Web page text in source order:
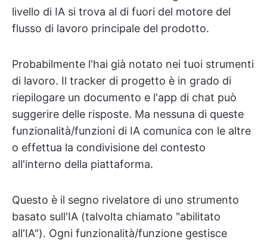
livello di IA si trova al di fuori del motore del
flusso di lavoro principale del prodotto.
Probabilmente l'hai già notato nei tuoi strumenti
di lavoro. Il tracker di progetto è in grado di
riepilogare un documento e l'app di chat può
suggerire delle risposte. Ma nessuna di queste
funzionalità/funzioni di IA comunica con le altre
o effettua la condivisione del contesto
all'interno della piattaforma.
Questo è il segno rivelatore di uno strumento
basato sull'IA (talvolta chiamato "abilitato
all'IA"). Ogni funzionalità/funzione gestisce